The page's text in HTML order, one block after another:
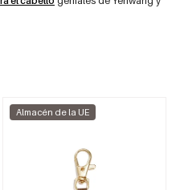
Almacén de la UE